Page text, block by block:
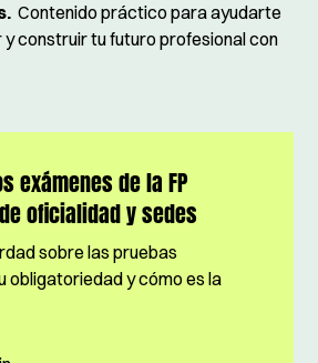
Contenido práctico para ayudarte
y construir tu futuro profesional con
exámenes de la FP
oficialidad y sedes
sobre las pruebas
obligatoriedad y cómo es la